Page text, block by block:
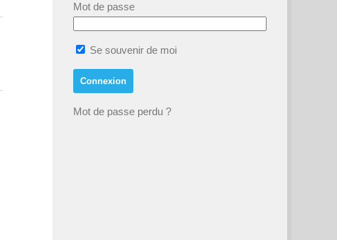
Mot de passe
Se souvenir de moi
Mot de passe perdu ?